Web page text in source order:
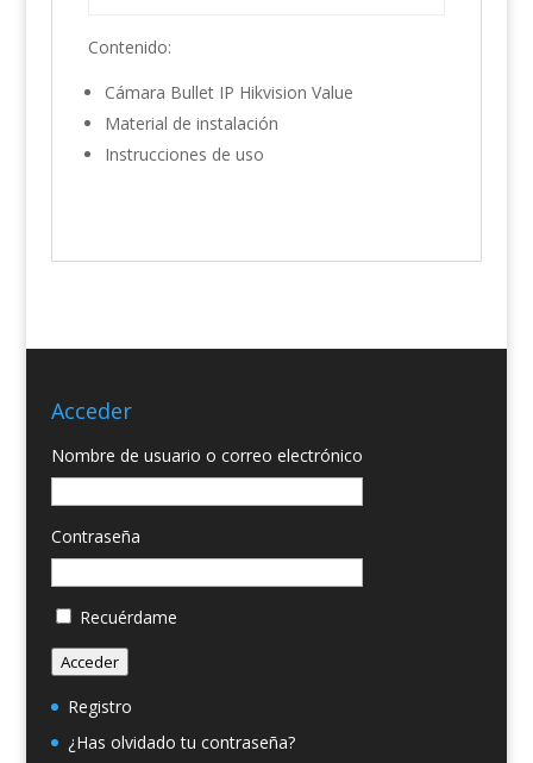
Contenido:
Cámara Bullet IP Hikvision Value
Material de instalación
Instrucciones de uso
Acceder
Nombre de usuario o correo electrónico
Contraseña
Recuérdame
Acceder
Registro
¿Has olvidado tu contraseña?